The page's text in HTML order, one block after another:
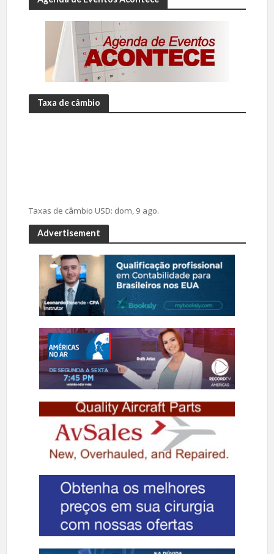
Taxa de câmbio
Taxas de câmbio USD: dom, 9 ago.
Advertisement